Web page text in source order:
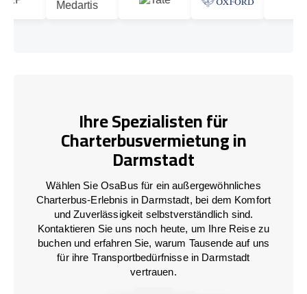
Ihre Spezialisten für
Charterbusvermietung in
Darmstadt
Wählen Sie OsaBus für ein außergewöhnliches
Charterbus-Erlebnis in Darmstadt, bei dem Komfort
und Zuverlässigkeit selbstverständlich sind.
Kontaktieren Sie uns noch heute, um Ihre Reise zu
buchen und erfahren Sie, warum Tausende auf uns
für ihre Transportbedürfnisse in Darmstadt
vertrauen.